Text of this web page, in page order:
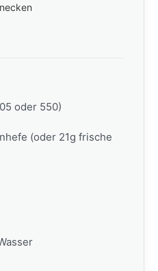
oder 550)
(oder 21g frische